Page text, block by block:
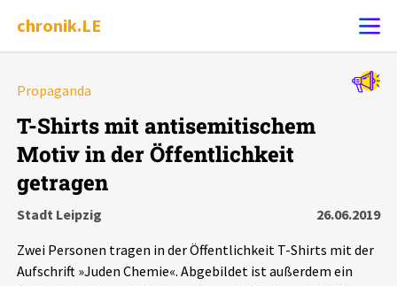
chronik.LE
Chronik
Dossiers
Leipziger Zustände
Propaganda
T-Shirts mit antisemitischem
Motiv in der Öffentlichkeit
getragen
Stadt Leipzig
26.06.2019
Zwei Personen tragen in der Öffentlichkeit T-Shirts mit der
Aufschrift »Juden Chemie«. Abgebildet ist außerdem ein
Alle Ereignisse
7502Ereignisse
Ereignisse Statistik
Filter Erklärungen